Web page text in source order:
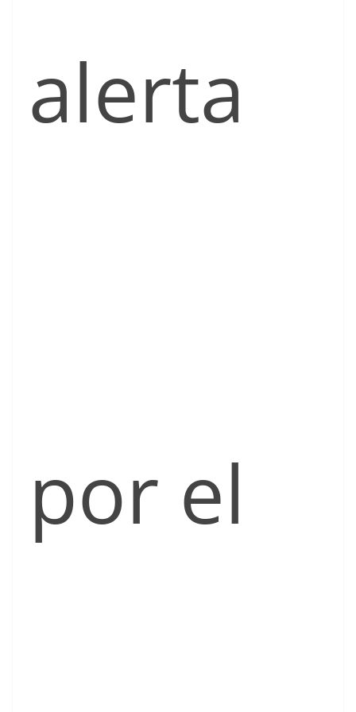
alerta
por el